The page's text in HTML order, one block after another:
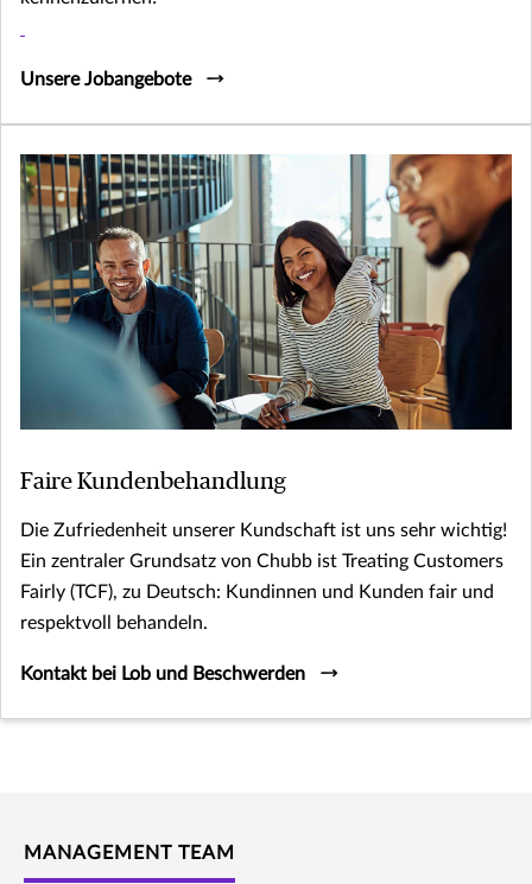
Unsere Jobangebote
Faire Kundenbehandlung
Die Zufriedenheit unserer Kundschaft ist uns sehr wichtig!
Ein zentraler Grundsatz von Chubb ist Treating Customers
Fairly (TCF), zu Deutsch: Kundinnen und Kunden fair und
respektvoll behandeln.
Kontakt bei Lob und Beschwerden
MANAGEMENT TEAM